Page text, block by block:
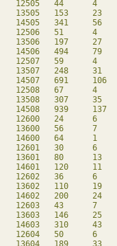
12505	44	4	28	db
13505	153	23	49	db
14505	341	56	47	db
12506	51	4	35	db
13506	197	27	79	db
14506	494	79	94	db
12507	59	4	43	db
13507	248	31	112	db
14507	691	106	177	db
12508	67	4	51	db
13508	307	35	158	db
14508	939	137	283	db
12600	24	6	-	db
13600	56	7	-	db
14600	64	1	-	db
12601	30	6	6	db
13601	80	13	-	db
14601	120	11	-	db
12602	36	6	12	db
13602	110	19	6	db
14602	200	24	-	db
12603	43	7	15	db
13603	146	25	18	db
14603	310	43	6	db
12604	50	6	26	db